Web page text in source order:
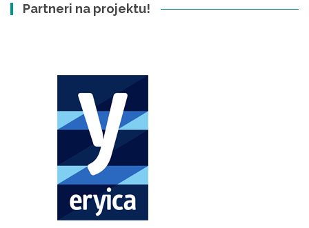
Partneri na projektu!